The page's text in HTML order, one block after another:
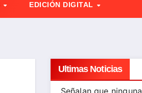
EDICIÓN DIGITAL
Ultimas Noticias